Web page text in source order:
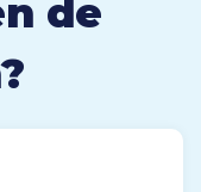
de